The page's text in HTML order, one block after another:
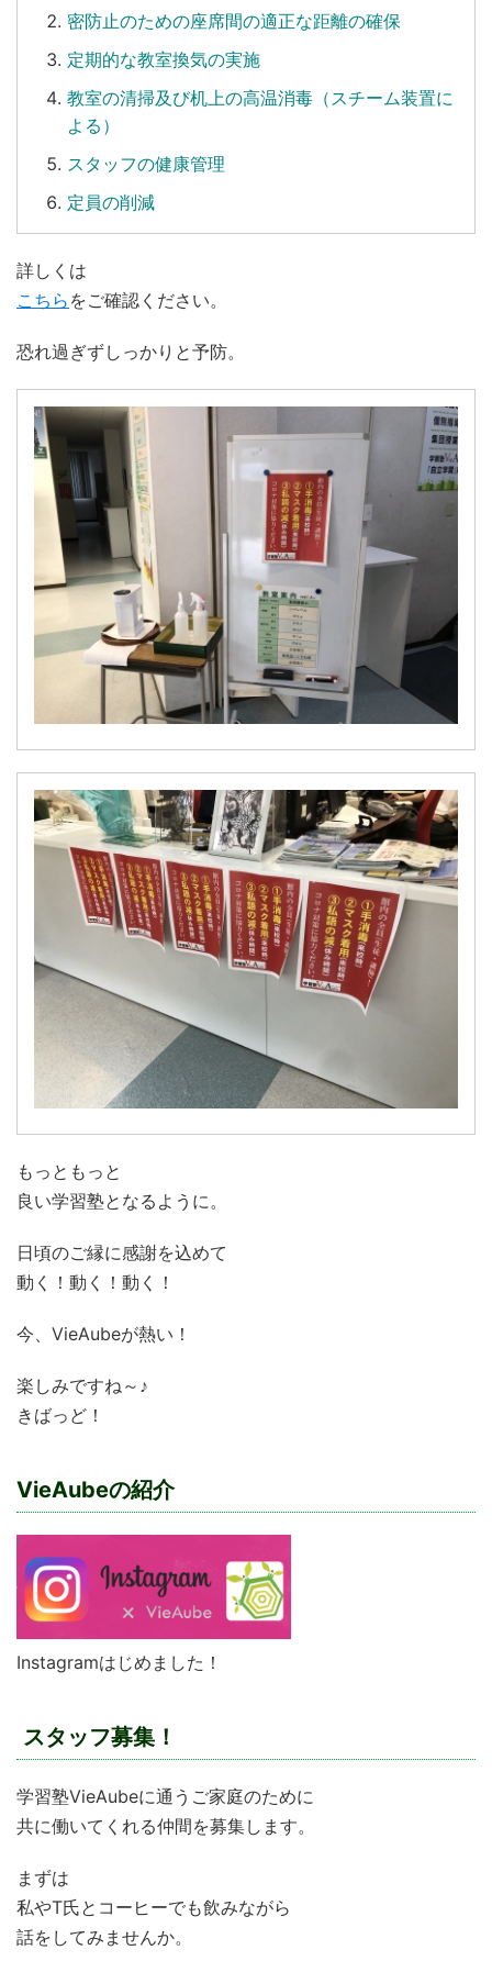
密防止のための座席間の適正な距離の確保
定期的な教室換気の実施
教室の清掃及び机上の高温消毒（スチーム装置に
よる）
スタッフの健康管理
定員の削減
詳しくは
こちら をご確認ください。
恐れ過ぎずしっかりと予防。
もっともっと
良い学習塾となるように。
日頃のご縁に感謝を込めて
動く！動く！動く！
今、VieAubeが熱い！
楽しみですね～♪
きばっど！
VieAubeの紹介
Instagramはじめました！
スタッフ募集！
学習塾VieAubeに通うご家庭のために
共に働いてくれる仲間を募集します。
まずは
私やT氏とコーヒーでも飲みながら
話をしてみませんか。